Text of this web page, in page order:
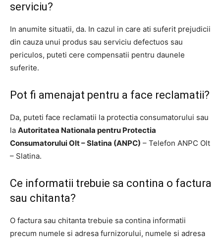
serviciu?
In anumite situatii, da. In cazul in care ati suferit prejudicii
din cauza unui produs sau serviciu defectuos sau
periculos, puteti cere compensatii pentru daunele
suferite.
Pot fi amenajat pentru a face reclamatii?
Da, puteti face reclamatii la protectia consumatorului sau
la Autoritatea Nationala pentru Protectia
Consumatorului Olt – Slatina (ANPC) – Telefon ANPC Olt
– Slatina.
Ce informatii trebuie sa contina o factura
sau chitanta?
O factura sau chitanta trebuie sa contina informatii
precum numele si adresa furnizorului, numele si adresa